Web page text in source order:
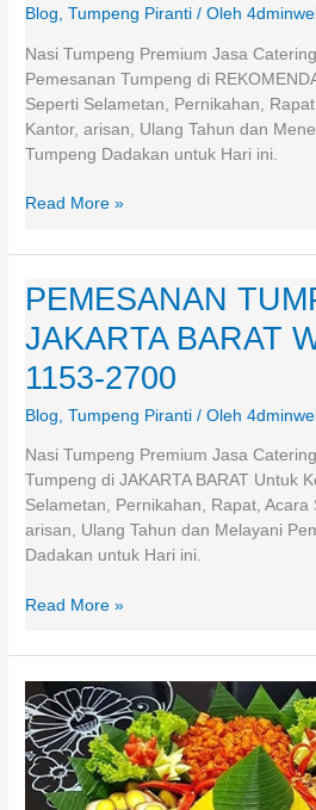
Blog,Tumpeng Piranti / Oleh
Nasi Tumpeng Premium Jasa
Pemesanan Tumpeng di
Seperti Selametan, Pernikahan,
Kantor, arisan, Ulang Tahun dan
Tumpeng Dadakan untuk Hari ini.
0821-
2700
Read More »
PEMESANAN
JAKARTA BARAT
1153-2700
Blog ,Tumpeng Piranti / Oleh
Nasi Tumpeng Premium Jasa
Tumpeng di JAKARTA BARAT Untuk
Selametan, Pernikahan, Rapat, Acara
arisan, Ulang Tahun dan Melayani
Dadakan untuk Hari ini.
PEMESANAN
TUMPENG
JAKARTA
BARAT
WA
0821-
2700
Read More »
PESAN
NASI
TUMPENG
MARGONDA
DEPOK